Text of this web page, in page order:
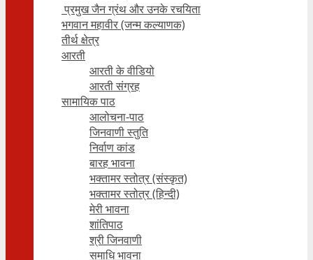
प्रमुख जैन ग्रंथ और उनके रचयिता
भगवान महावीर (जन्म कल्याणक)
तीर्थ क्षेत्र
आरती
आरती के वीडियो
आरती संग्रह
सामायिक पाठ
आलोचना-पाठ
जिनवाणी स्तुति
निर्वाण कांड
बारह भावना
भक्तामर स्तोत्र (संस्कृत)
भक्तामर स्तोत्र (हिन्दी)
मेरी भावना
शांतिपाठ
श्री जिनवाणी
समाधि भावना